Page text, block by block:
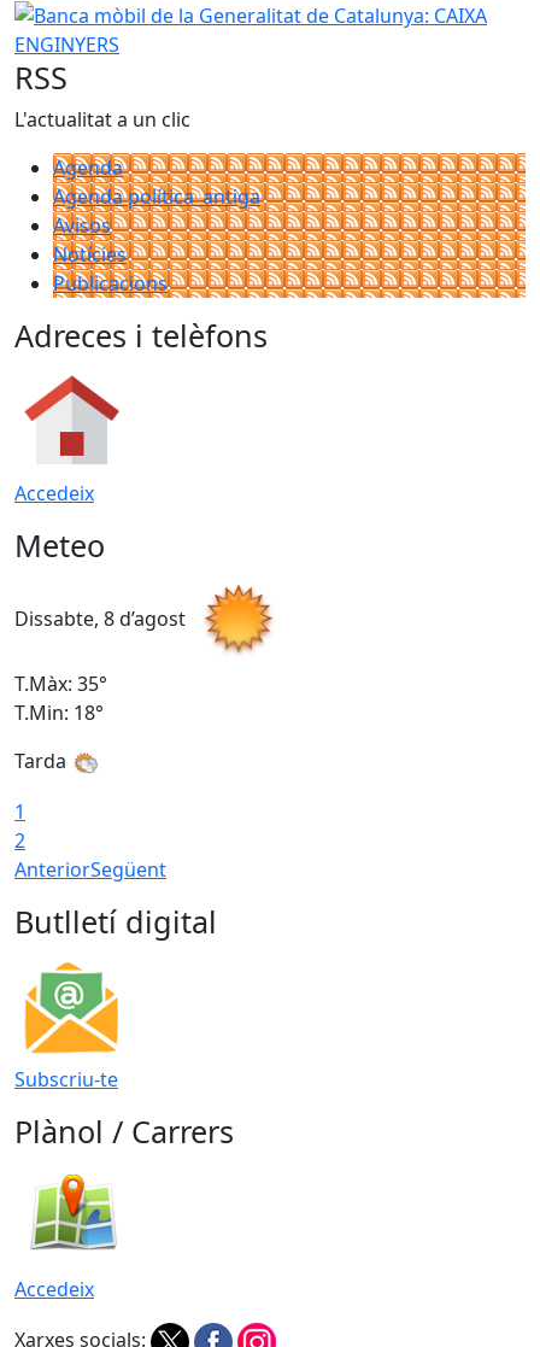
Banca mòbil de la Generalitat de Catalunya: CAIXA
RSS
L'actualitat a un clic
Agenda
Agenda política_antiga
Avisos
Notícies
Publicacions
Adreces i telèfons
Accedeix
Meteo
Dissabte, 8 d’agost
T.Màx: 35°
T.Min: 18°
Tarda
1
2
AnteriorSegüent
Butlletí digital
Subscriu-te
Plànol / Carrers
Accedeix
Xarxes socials: